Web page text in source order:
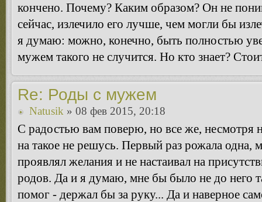
кончено. Почему? Каким образом? Он не
сейчас, излечило его лучше, чем могли бы
я думаю: можно, конечно, быть полностью
мужем такого не случится. Но кто знает?
Re: Роды с мужем
Natusik » 08 фев 2015, 20:18
С радостью вам поверю, но все же, несмотря
на такое не решусь. Первый раз рожала одна,
проявлял желания и не настаивал на
родов. Да и я думаю, мне бы было не до него
помог - держал бы за руку... Да и наверное